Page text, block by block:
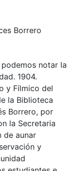
Borrero
notar la
1904.
y Fílmico del
la Biblioteca
Borrero, por
la Secretaria
de aunar
y